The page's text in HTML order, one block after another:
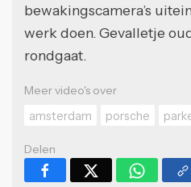
bewakingscamera’s
werk doen. Gevalletje
rondgaat.
Meer video's over
amsterdam
porsche
Delen